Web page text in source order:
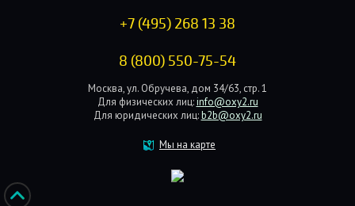
+7 (495) 268 13 38
8 (800) 550-75-54
Москва, ул. Обручева, дом 34/63, стр. 1
Для физических лиц: info@oxy2.ru
Для юридических лиц: b2b@oxy2.ru
Мы на карте